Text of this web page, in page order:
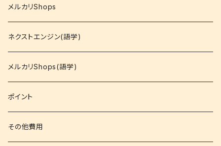
就活
資格
コミック
文庫
その他書籍
メルカリShops
ネクストエンジン(語学)
メルカリShops(語学)
ポイント
その他費用